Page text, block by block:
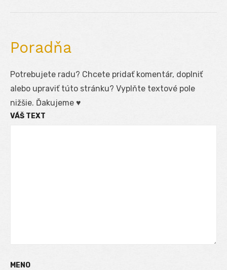
Poradňa
Potrebujete radu? Chcete pridať komentár, doplniť
alebo upraviť túto stránku? Vyplňte textové pole
nižšie. Ďakujeme ♥
VÁŠ TEXT
MENO